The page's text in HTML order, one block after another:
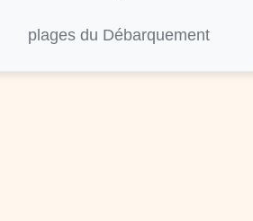
plages du Débarquement